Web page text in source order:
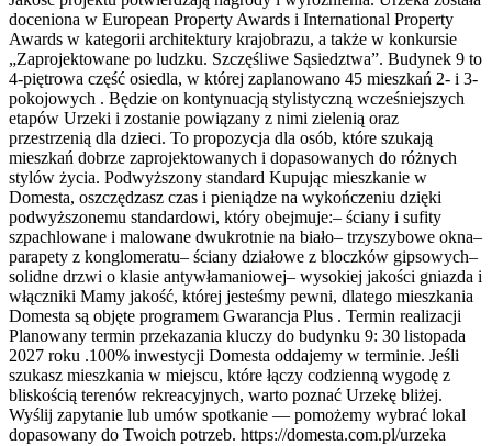
doceniona w European Property Awards i International Property
Awards w kategorii architektury krajobrazu, a także w konkursie
„Zaprojektowane po ludzku. Szczęśliwe Sąsiedztwa”. Budynek 9 to
4-piętrowa część osiedla, w której zaplanowano 45 mieszkań 2- i 3-
pokojowych . Będzie on kontynuacją stylistyczną wcześniejszych
etapów Urzeki i zostanie powiązany z nimi zielenią oraz
przestrzenią dla dzieci. To propozycja dla osób, które szukają
mieszkań dobrze zaprojektowanych i dopasowanych do różnych
stylów życia. Podwyższony standard Kupując mieszkanie w
Domesta, oszczędzasz czas i pieniądze na wykończeniu dzięki
podwyższonemu standardowi, który obejmuje:– ściany i sufity
szpachlowane i malowane dwukrotnie na biało– trzyszybowe okna–
parapety z konglomeratu– ściany działowe z bloczków gipsowych–
solidne drzwi o klasie antywłamaniowej– wysokiej jakości gniazda i
włączniki Mamy jakość, której jesteśmy pewni, dlatego mieszkania
Domesta są objęte programem Gwarancja Plus . Termin realizacji
Planowany termin przekazania kluczy do budynku 9: 30 listopada
2027 roku .100% inwestycji Domesta oddajemy w terminie. Jeśli
szukasz mieszkania w miejscu, które łączy codzienną wygodę z
bliskością terenów rekreacyjnych, warto poznać Urzekę bliżej.
Wyślij zapytanie lub umów spotkanie — pomożemy wybrać lokal
dopasowany do Twoich potrzeb. https://domesta.com.pl/urzeka